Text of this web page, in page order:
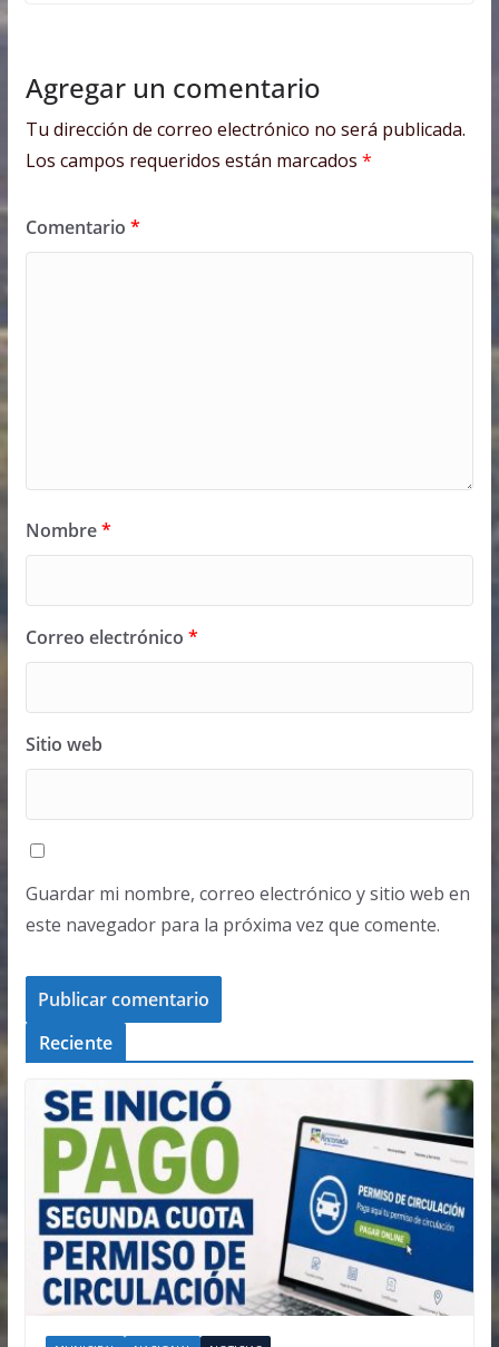
Agregar un comentario
Tu dirección de correo electrónico no será publicada.
Los campos requeridos están marcados *
Comentario *
Nombre*
Correo electrónico *
Sitio web
Guardar mi nombre, correo electrónico y sitio web en
este navegador para la próxima vez que comente.
Reciente